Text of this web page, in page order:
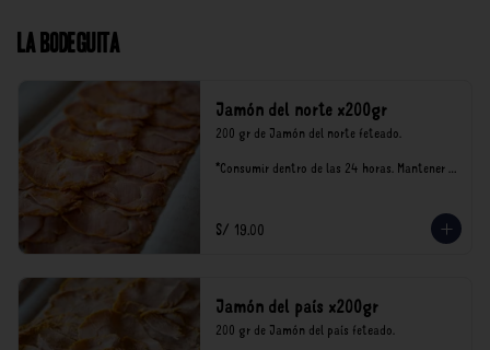
La Bodeguita
Jamón del norte x200gr
200 gr de Jamón del norte feteado.
*Consumir dentro de las 24 horas. Mantener
incluyen impuestos de ley y recargo al
consumo.
S/ 19.00
Jamón del país x200gr
200 gr de Jamón del país feteado.